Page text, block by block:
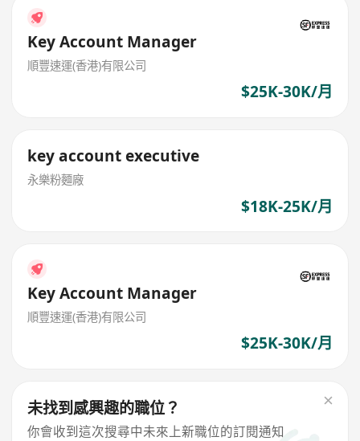
Key Account Manager
順豐速運(香港)有限公司
$25K-30K/月
key account executive
永樂粉麵廠
$18K-25K/月
Key Account Manager
順豐速運(香港)有限公司
$25K-30K/月
未找到感興趣的職位？
你會收到這次搜尋中未來上新職位的訂閱通知